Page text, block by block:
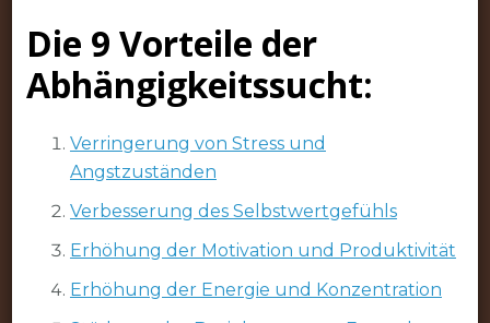
Nachteile
Abhängigkeitssucht
Die 9 Vorteile der
Abhängigkeitssucht:
Verringerung von Stress und
Angstzuständen
Verbesserung des Selbstwertgefühls
Erhöhung der Motivation und Produktivität
Erhöhung der Energie und Konzentration